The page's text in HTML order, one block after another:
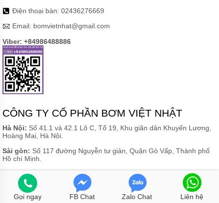
Điện thoại bàn: 02436276669
Email: bomvietnhat@gmail.com
Viber: +84986488886
CÔNG TY CỔ PHẦN BƠM VIỆT NHẬT
Hà Nội: Số 41.1 và 42.1 Lô C, Tổ 19, Khu giãn dân Khuyến Lương,
Hoàng Mai, Hà Nội.
Sài gòn: Số 117 đường Nguyễn tư giản, Quận Gò Vấp, Thành phố
Hồ chí Minh.
Mã số thuế: 0103500572 cấp ngày 06/03/2009
Gọi ngay FB Chat Zalo Chat Liên hệ